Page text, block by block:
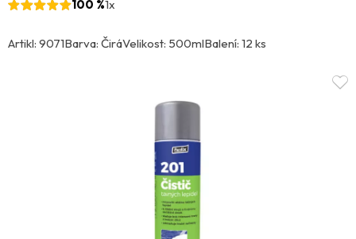
100 %1x
Artikl: 9071Barva: ČiráVelikost: 500mlBalení: 12 ks